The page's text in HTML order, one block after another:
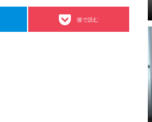
後で読む